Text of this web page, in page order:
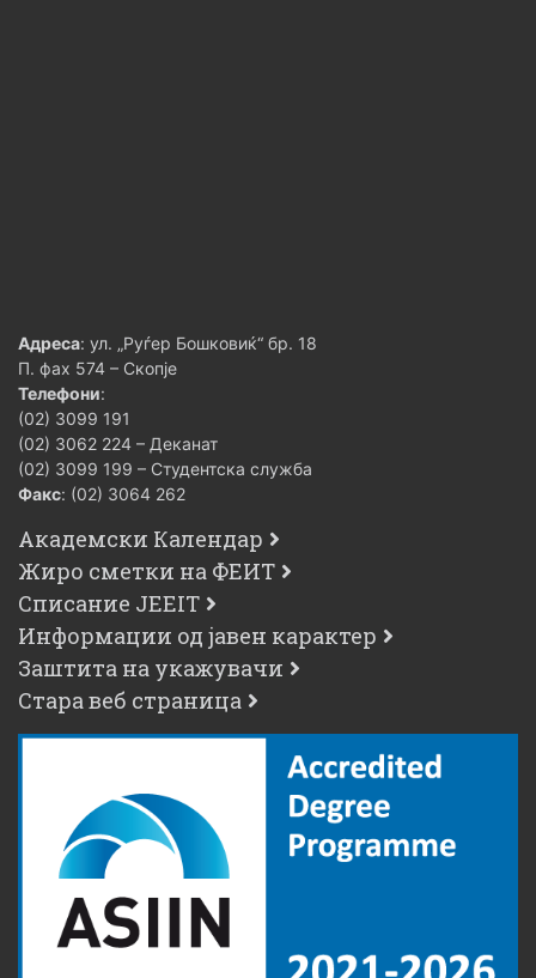
Адреса: ул. „Руѓер Бошковиќ“ бр. 18
П. фах 574 – Скопје
Телефони:
(02) 3099 191
(02) 3062 224 – Деканат
(02) 3099 199 – Студентска служба
Факс: (02) 3064 262
Академски Календар
Жиро сметки на ФЕИТ
Списание JEEIT
Информации од јавен карактер
Заштита на укажувачи
Стара веб страница